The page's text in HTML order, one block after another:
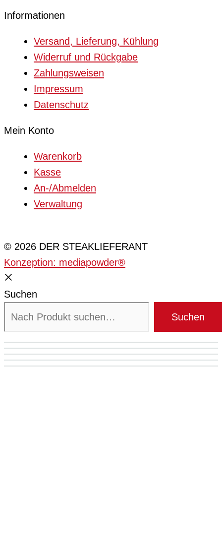
Informationen
Versand, Lieferung, Kühlung
Widerruf und Rückgabe
Zahlungsweisen
Impressum
Datenschutz
Mein Konto
Warenkorb
Kasse
An-/Abmelden
Verwaltung
© 2026 DER STEAKLIEFERANT
Konzeption: mediapowder®
Suchen
Suchen